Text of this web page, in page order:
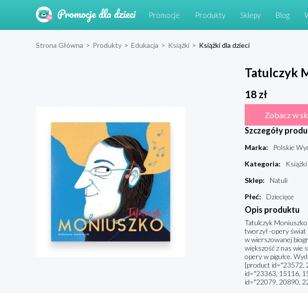
Promocje Produkty Sklepy Blog
Strona Główna > Produkty > Edukacja > Książki > Książki dla dzieci
Tatulczyk
18zł
Zobacz w
Szczegóły
Marka:
Polskie
Kategoria:
Sklep:
Natuli
Płeć: Dziecięce
Opis produktu
Tatulczyk
tworzył -opery świat
w wierszowanej
większość z nas wie
opery w pigułce.
[product id="23572,
id="23363, 15116,
id="22079, 20890,